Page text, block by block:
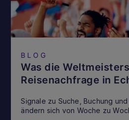
BLOG
Was die
Reisenachfrage in
Signale zu Suche, Buchung
ändern sich von Woche zu